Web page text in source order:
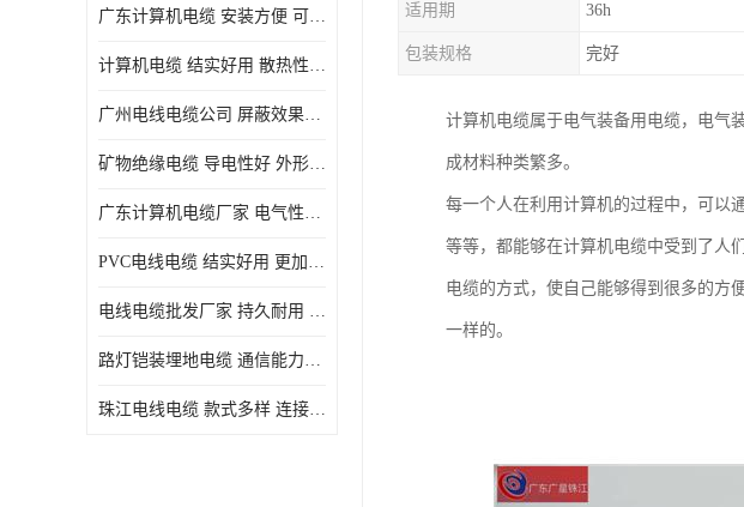
广东计算机电缆 安装方便 可随意弯曲折叠
计算机电缆 结实好用 散热性良好
广州电线电缆公司 屏蔽效果良好 拆卸安装方便
矿物绝缘电缆 导电性好 外形美观大方
广东计算机电缆厂家 电气性能稳定 外形美观大方
PVC电线电缆 结实好用 更加省时省力
电线电缆批发厂家 持久耐用 铜芯含量高
路灯铠装埋地电缆 通信能力强 受外界干扰小
珠江电线电缆 款式多样 连接可靠安全
适用期 36h
包装规格 完好
计算机电缆属于电气装备用电缆，电气
成材料种类繁多。
每一个人在利用计算机的过程中，可以
等等，都能够在计算机电缆中受到了人
电缆的方式，使自己能够得到很多的方
一样的。